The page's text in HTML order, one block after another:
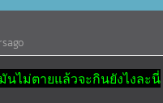
นไม่ตายแล้วจะกินยังไงละนี่